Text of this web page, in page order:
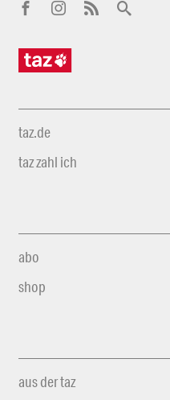
taz.de
taz zahl ich
abo
shop
aus der taz